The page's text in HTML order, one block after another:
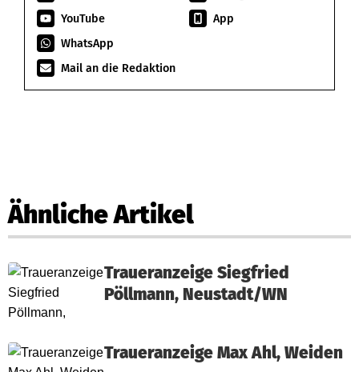
YouTube
App
WhatsApp
Mail an die Redaktion
Ähnliche Artikel
Traueranzeige Siegfried
Pöllmann, Neustadt/WN
Traueranzeige Max Ahl, Weiden